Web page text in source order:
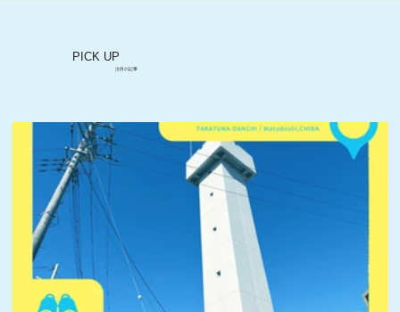
PICK UP
注目の記事